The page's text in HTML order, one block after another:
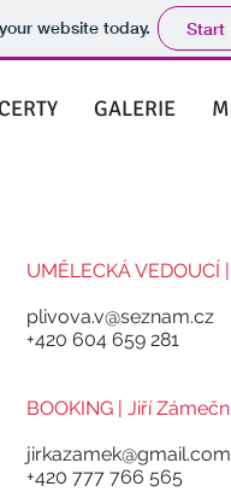
website today. Start
GALERIE
UMĚLECKÁ VEDOUCÍ
plivova.v@seznam.cz
+420 604 659 281
BOOKING | Jiří
jirkazamek@gmail.com
+420 777 766 565